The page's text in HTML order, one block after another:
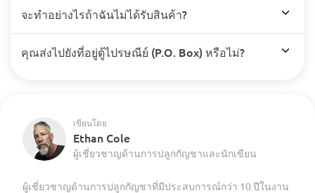
จะทำอย่างไรถ้าฉันไม่ได้รับสินค้า?
คุณส่งไปยังที่อยู่ตู้ไปรษณีย์ (P.O. Box) หรือไม่?
เขียนโดย
Ethan Cole
ผู้เชี่ยวชาญด้านการปลูกกัญชาและนักเขียน
ผู้เชี่ยวชาญด้านการปลูกกัญชาที่มีประสบการณ์กว่า 10 ปีในงาน